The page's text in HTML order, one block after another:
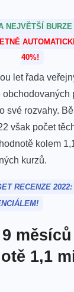
NEJVĚTŠÍ BURZE
40%!
let řada
své rozvahy.
však počet
kolem
kurzů.
RECENZE
1,1